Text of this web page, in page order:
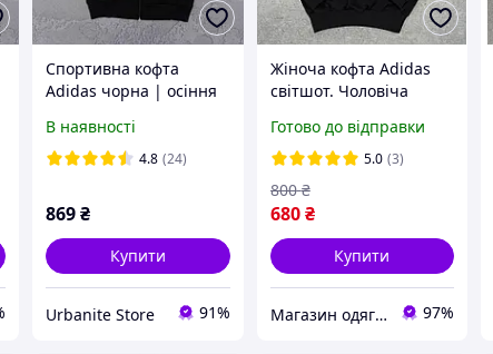
Спортивна кофта
Adidas чорна | осіння
Адідас
В наявності
4.8 (24)
869₴
Купити
Urbanite Store 91%
Жіноча кофта Adidas
світшот. Чоловіча
лампасами весна осінь
унісекс
Готово до відправки
5.0 (3)
680 ₴
800 ₴
Купити
Магазин одягу та взуття Bootlords 97%